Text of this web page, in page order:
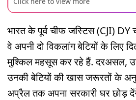
भारत के पूर्व चीफ जस्टिस (CJI) DY
वे अपनी दो विकलांग बेटियों के लिए
मुश्किल महसूस कर रहे हैं. दरअसल,
उनकी बेटियों की खास जरूरतों के
अप्रैल तक अपना सरकारी घर छोड़